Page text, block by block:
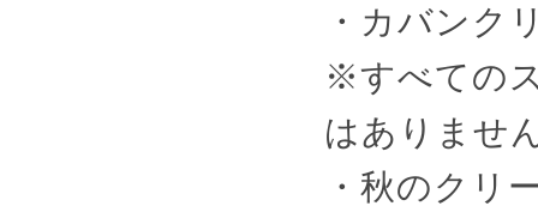
・カバン
※すべての
はありませ
・秋のクリ